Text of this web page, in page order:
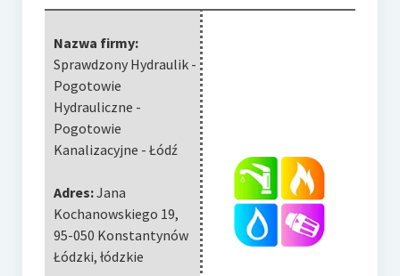
Nazwa firmy:
Sprawdzony Hydraulik -
Pogotowie
Hydrauliczne -
Pogotowie
Kanalizacyjne - Łódź
Adres:Jana
Kochanowskiego 19,
95-050 Konstantynów
Łódzki, łódzkie